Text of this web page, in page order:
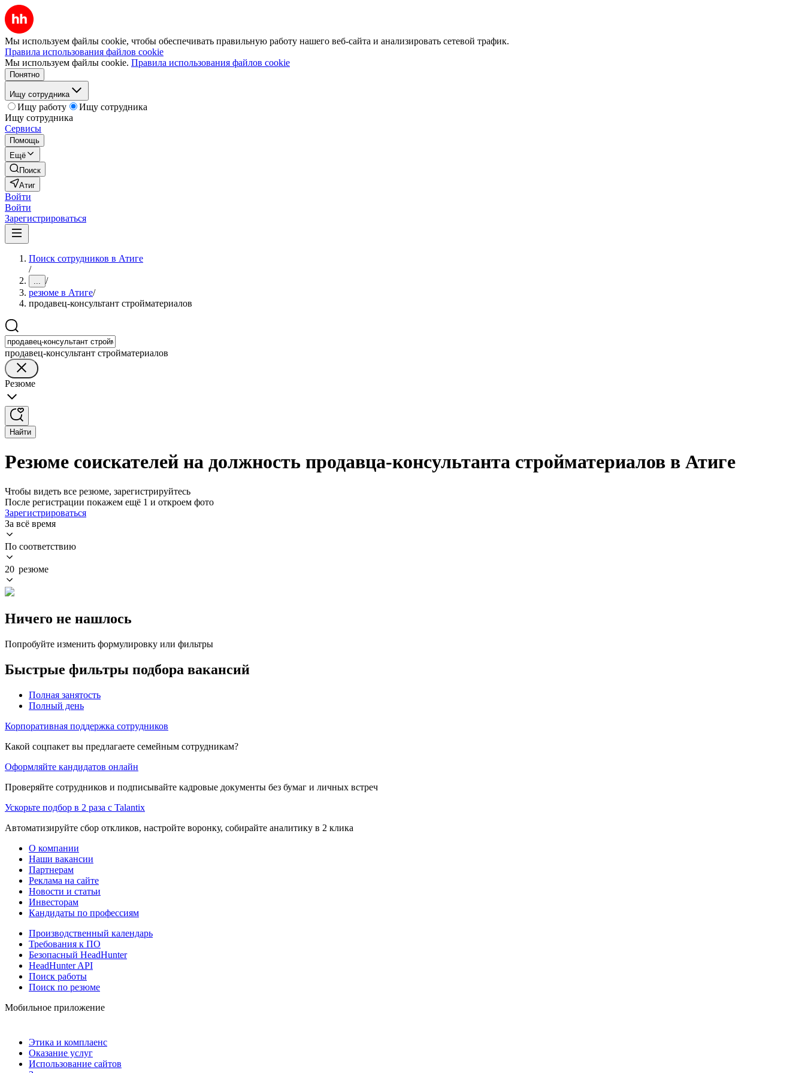
Мы используем файлы cookie, чтобы обеспечивать правильную работу нашего веб-сайта и анализировать сетевой трафик.
Правила использования файлов cookie
Мы используем файлы cookie. Правила использования файлов cookie
Понятно
Ищу сотрудника
Ищу работу
Ищу сотрудника
Ищу сотрудника
Сервисы
Помощь
Ещё
Поиск
Атиг
Войти
Войти
Зарегистрироваться
Поиск сотрудников в Атиге
/
... /
резюме в Атиге/
продавец-консультант стройматериалов
продавец-консультант стройматериалов
Резюме
Найти
Резюме соискателей на должность продавца-консультанта стройматериалов в Атиге
Чтобы видеть все резюме, зарегистрируйтесь
После регистрации покажем ещё 1 и откроем фото
Зарегистрироваться
За всё время
По соответствию
20 резюме
Ничего не нашлось
Попробуйте изменить формулировку или фильтры
Быстрые фильтры подбора вакансий
Полная занятость
Полный день
Корпоративная поддержка сотрудников
Какой соцпакет вы предлагаете семейным сотрудникам?
Оформляйте кандидатов онлайн
Проверяйте сотрудников и подписывайте кадровые документы без бумаг и личных встреч
Ускорьте подбор в 2 раза с Talantix
Автоматизируйте сбор откликов, настройте воронку, собирайте аналитику в 2 клика
О компании
Наши вакансии
Партнерам
Реклама на сайте
Новости и статьи
Инвесторам
Кандидаты по профессиям
Производственный календарь
Требования к ПО
Безопасный HeadHunter
HeadHunter API
Поиск работы
Поиск по резюме
Мобильное приложение
Этика и комплаенс
Оказание услуг
Использование сайтов